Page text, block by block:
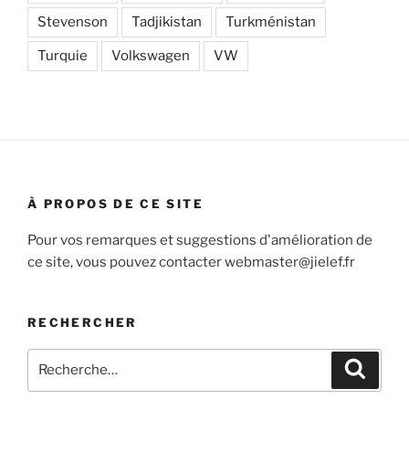
Stevenson Tadjikistan Turkménistan
Turquie Volkswagen VW
À PROPOS DE CE SITE
Pour vos remarques et suggestions d'amélioration de
ce site, vous pouvez contacter webmaster@jielef.fr
RECHERCHER
pour